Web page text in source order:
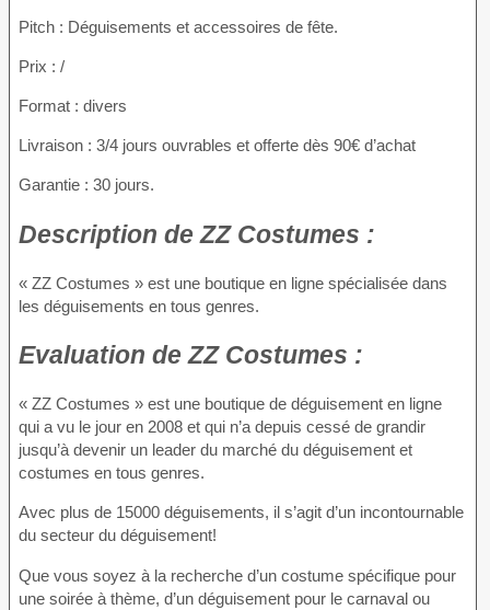
Pitch : Déguisements et accessoires de fête.
Prix : /
Format : divers
Livraison : 3/4 jours ouvrables et offerte dès 90€ d’achat
Garantie : 30 jours.
Description de ZZ Costumes :
« ZZ Costumes » est une boutique en ligne spécialisée dans
les déguisements en tous genres.
Evaluation de ZZ Costumes :
« ZZ Costumes » est une boutique de déguisement en ligne
qui a vu le jour en 2008 et qui n’a depuis cessé de grandir
jusqu’à devenir un leader du marché du déguisement et
costumes en tous genres.
Avec plus de 15000 déguisements, il s’agit d’un incontournable
du secteur du déguisement!
Que vous soyez à la recherche d’un costume spécifique pour
une soirée à thème, d’un déguisement pour le carnaval ou